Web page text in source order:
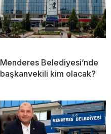
Menderes Belediyesi’nde
başkanvekili kim olacak?